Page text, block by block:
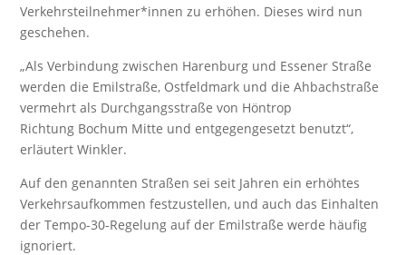
Verkehrsteilnehmer*innen zu erhöhen. Dieses wird nun
geschehen.
„Als Verbindung zwischen Harenburg und Essener Straße
werden die Emilstraße, Ostfeldmark und die Ahbachstraße
vermehrt als Durchgangsstraße von Höntrop
Richtung Bochum Mitte und entgegengesetzt benutzt“,
erläutert Winkler.
Auf den genannten Straßen sei seit Jahren ein erhöhtes
Verkehrsaufkommen festzustellen, und auch das Einhalten
der Tempo-30-Regelung auf der Emilstraße werde häufig
ignoriert.